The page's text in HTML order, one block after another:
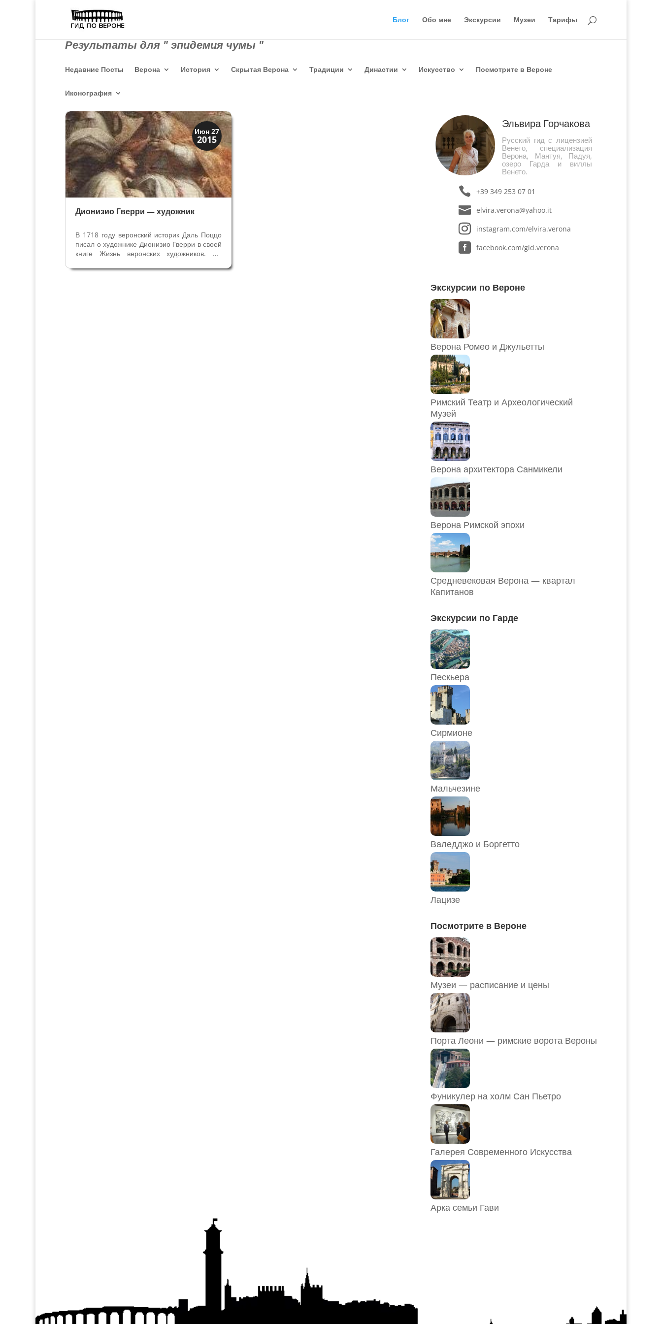
Блог Обо мне Экскурсии Музеи Тарифы
Результаты для " эпидемия чумы "
Недавние Посты Верона История Скрытая Верона Традиции Династии Искусство Посмотрите в Вероне
Иконография
Июн 27
2015
Верона
Веронцы
Дионизио Гверри — художник
В 1718 году веронский историк Даль Поццо
писал о художнике Дионизио Гверри в своей
книге Жизнь веронских художников. По
родился в 1614 году и был учеником
Эльвира Горчакова
Русский гид с лицензией
Венето, специализация
Верона, Мантуя, Падуя,
озеро Гарда и виллы
Венето.
+39 349 253 07 01
elvira.verona@yahoo.it
instagram.com/elvira.verona
facebook.com/gid.verona
Экскурсии по Вероне
Верона Ромео и Джульетты
Римский Театр и Археологический
Музей
Верона архитектора Санмикели
Верона Римской эпохи
Средневековая Верона — квартал
Капитанов
Экскурсии по Гарде
Пескьера
Сирмионе
Мальчезине
Валедджо и Боргетто
Лацизе
Посмотрите в Вероне
Музеи — расписание и цены
Порта Леони — римские ворота Вероны
Фуникулер на холм Сан Пьетро
Галерея Современного Искусства
Арка семьи Гави